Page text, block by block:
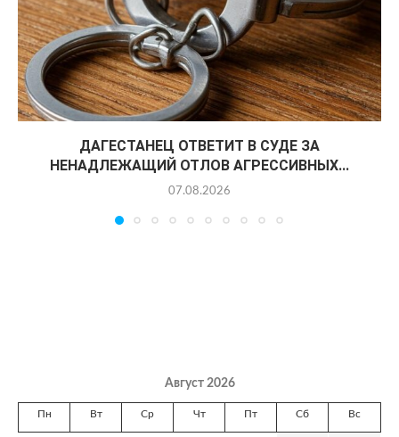
ДАГЕСТАНЕЦ ОТВЕТИТ В СУДЕ ЗА
НЕНАДЛЕЖАЩИЙ ОТЛОВ АГРЕССИВНЫХ...
07.08.2026
Август 2026
Пн Вт Ср Чт Пт Сб Вс